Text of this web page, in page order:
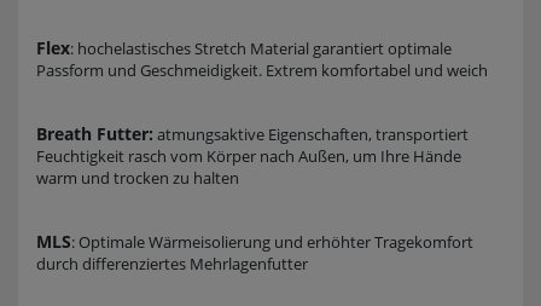
Flex: hochelastisches Stretch Material garantiert optimale
Passform und Geschmeidigkeit. Extrem komfortabel und weich
Breath Futter: atmungsaktive Eigenschaften, transportiert
Feuchtigkeit rasch vom Körper nach Außen, um Ihre Hände
warm und trocken zu halten
MLS: Optimale Wärmeisolierung und erhöhter Tragekomfort
durch differenziertes Mehrlagenfutter